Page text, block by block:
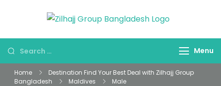
বাংলাদেশ
Umrah
Travel Tour
Looking
for
Something?
Menu
Home
Destination Find Your Best Deal with Zilhajj Group
Bangladesh
Maldives Male